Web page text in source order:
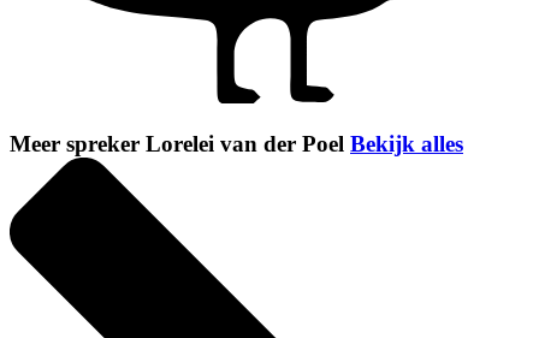
Meer spreker Lorelei van der Poel Bekijk alles